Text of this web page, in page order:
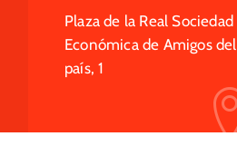
Plaza de la Real Sociedad
Económica de Amigos del
país, 1